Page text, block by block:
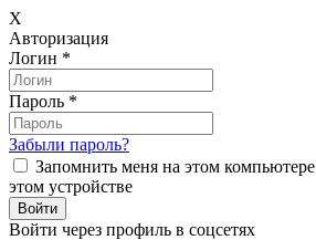
X
Авторизация
Логин *
Пароль *
Забыли пароль?
Запомнить меня на этом компьютере
этом устройстве
Войти через профиль в соцсетях